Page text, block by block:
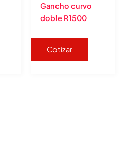
Gancho curvo
doble R1500
Cotizar